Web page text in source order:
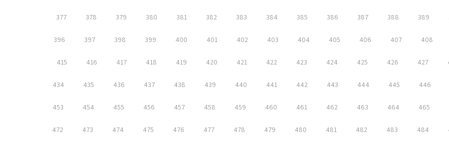
377 378 379 380 381 382 383 384 385 386 387 388 389
396 397 398 399 400 401 402 403 404 405 406 407 408
415 416 417 418 419 420 421 422 423 424 425 426 427
434 435 436 437 438 439 440 441 442 443 444 445 446
453 454 455 456 457 458 459 460 461 462 463 464 465
472 473 474 475 476 477 478 479 480 481 482 483 484